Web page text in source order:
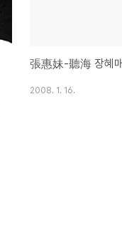
張惠妹-聽海 장혜
2008. 1. 16.